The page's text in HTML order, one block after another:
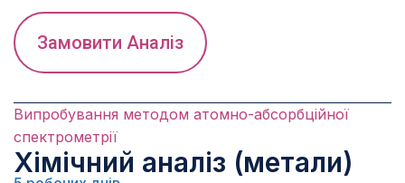
Замовити Аналіз
Випробування методом атомно-абсорбційної
спектрометрії
Хімічний аналіз (метали)